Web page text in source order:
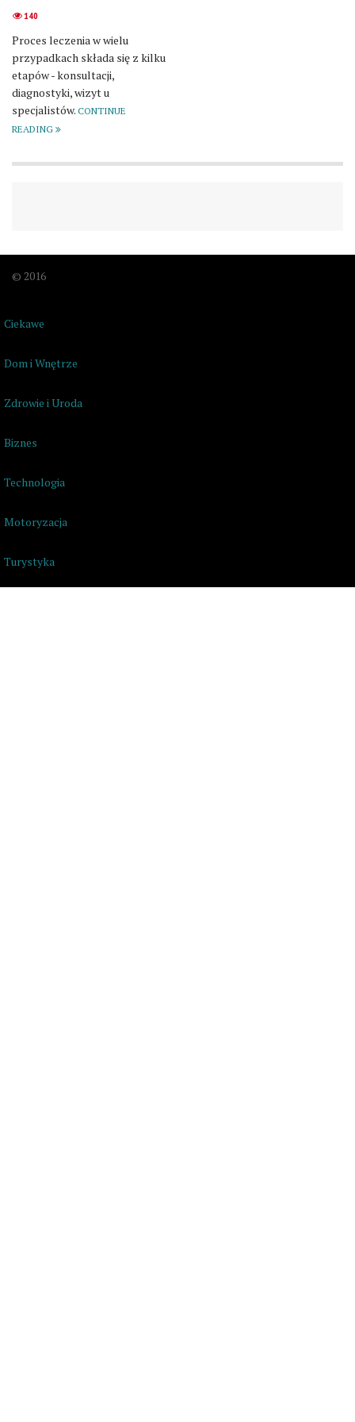
140
Proces leczenia w wielu
przypadkach składa się z kilku
etapów - konsultacji,
diagnostyki, wizyt u
specjalistów. CONTINUE
READING
© 2016
Ciekawe
Dom i Wnętrze
Zdrowie i Uroda
Biznes
Technologia
Motoryzacja
Turystyka